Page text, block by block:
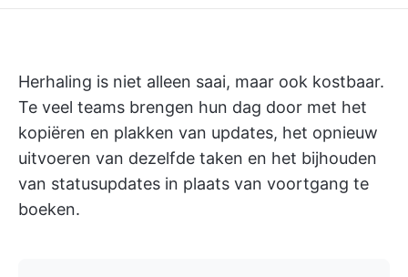
Herhaling is niet alleen saai, maar ook kostbaar.
Te veel teams brengen hun dag door met het
kopiëren en plakken van updates, het opnieuw
uitvoeren van dezelfde taken en het bijhouden
van statusupdates in plaats van voortgang te
boeken.